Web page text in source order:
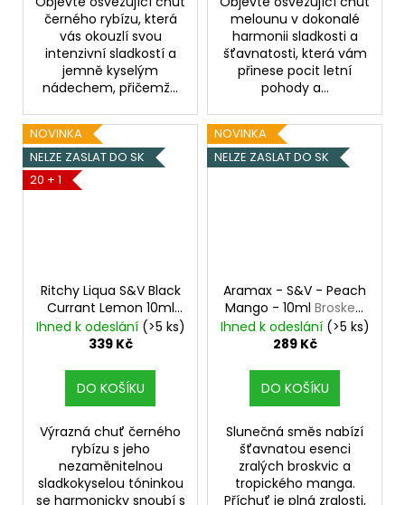
černého rybízu, která
vás okouzlí svou
intenzivní sladkostí a
jemně kyselým
nádechem, přičemž...
melounu v dokonalé
harmonii sladkosti a
šťavnatosti, která vám
přinese pocit letní
pohody a...
NOVINKA
NELZE ZASLAT DO SK
20 + 1
Ritchy Liqua S&V Black
Currant Lemon 10ml
Černý rybíz, Citrón
Ihned k odeslání (>5 ks)
339 Kč
DO KOŠÍKU
Výrazná chuť černého
rybízu s jeho
nezaměnitelnou
sladkokyselou tóninkou
se harmonicky snoubí s
NOVINKA
NELZE ZASLAT DO SK
Aramax - S&V - Peach
Mango - 10ml Broskev,
Mango
Ihned k odeslání (>5 ks)
289 Kč
DO KOŠÍKU
Slunečná směs nabízí
šťavnatou esenci
zralých broskvic a
tropického manga.
Příchuť je plná zralosti,